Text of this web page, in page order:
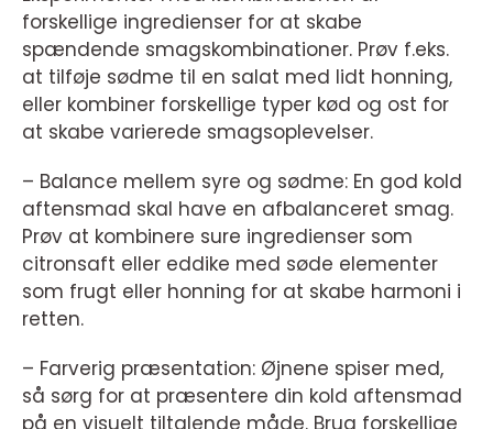
forskellige ingredienser for at skabe
spændende smagskombinationer. Prøv f.eks.
at tilføje sødme til en salat med lidt honning,
eller kombiner forskellige typer kød og ost for
at skabe varierede smagsoplevelser.
– Balance mellem syre og sødme: En god kold
aftensmad skal have en afbalanceret smag.
Prøv at kombinere sure ingredienser som
citronsaft eller eddike med søde elementer
som frugt eller honning for at skabe harmoni i
retten.
– Farverig præsentation: Øjnene spiser med,
så sørg for at præsentere din kold aftensmad